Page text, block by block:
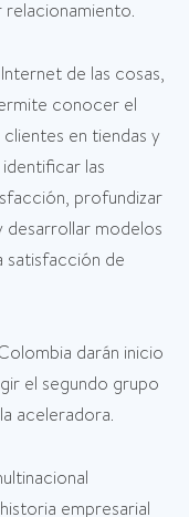
de las cosas,
conocer el
en tiendas y
las
profundizar
desarrollar modelos
satisfacción de
darán inicio
el segundo grupo
aceleradora.
empresarial